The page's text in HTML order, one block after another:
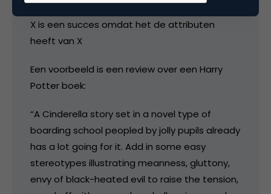
X is een succes omdat het de attributen
heeft van X
Een voorbeeld is een review over een Harry
Potter boek:
“A Cinderella story set in a novel type of
boarding school peopled by jolly pupils already
has a lot going for it. Add in some easy
stereotypes illustrating meanness, gluttony,
envy of black-heated evil to raise the tension,